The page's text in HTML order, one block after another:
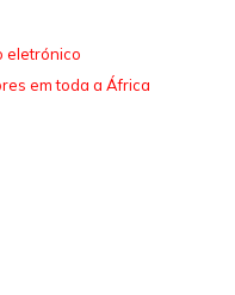
eletrónico
em toda a África